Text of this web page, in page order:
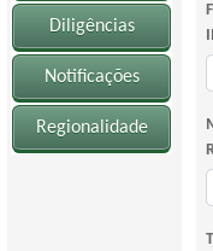
Diligências
Notificações
Regionalidade